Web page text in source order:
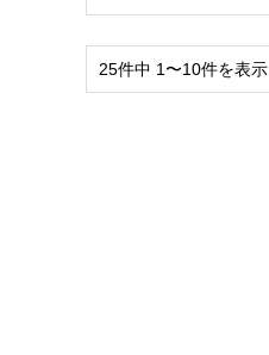
25件中 1〜10件を表示